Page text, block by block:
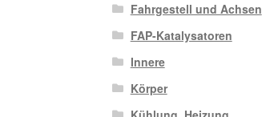
Fahrgestell und Achsen
FAP-Katalysatoren
Innere
Körper